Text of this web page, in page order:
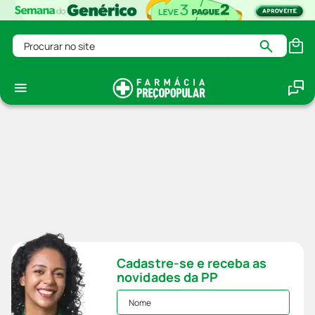
Procurar no site
Cadastre-se e receba as
novidades da PP